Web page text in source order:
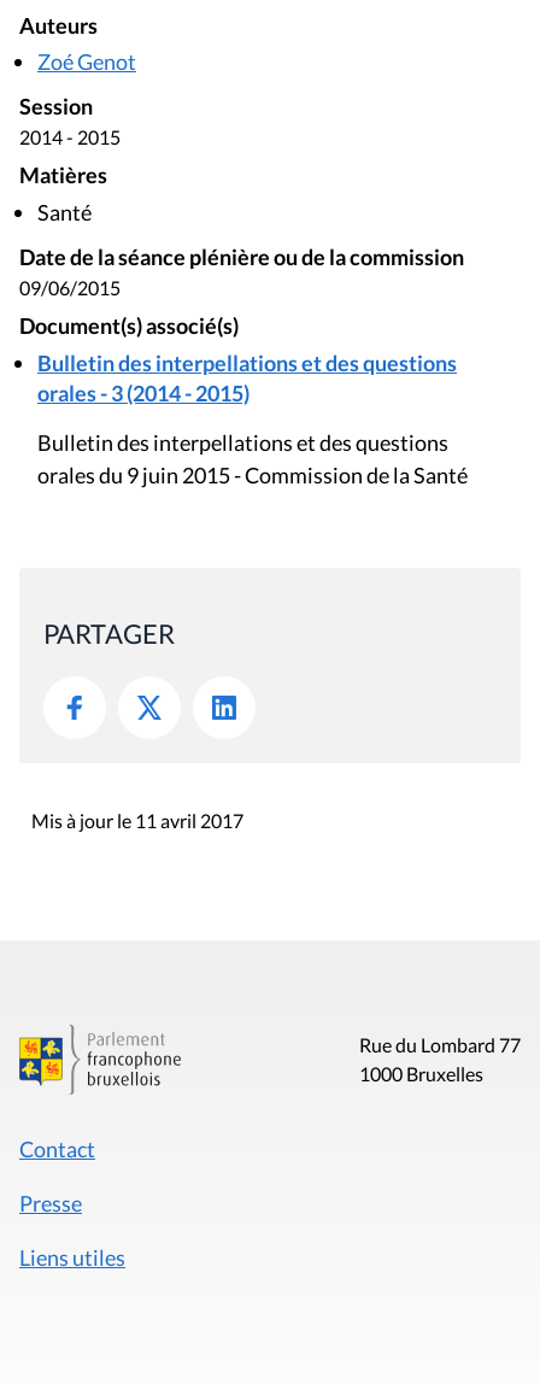
Auteurs
Zoé Genot
Session
2014 - 2015
Matières
Santé
Date de la séance plénière ou de la commission
09/06/2015
Document(s) associé(s)
Bulletin des interpellations et des questions
orales - 3 (2014 - 2015)
Bulletin des interpellations et des questions
orales du 9 juin 2015 - Commission de la Santé
PARTAGER
Mis à jour le 11 avril 2017
Rue du Lombard 77
1000 Bruxelles
Contact
Presse
Liens utiles